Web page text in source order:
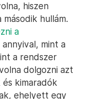
hiszen
hullám.
a
mint a
a rendszer
dolgozni azt
kimaradók
ehelyett egy